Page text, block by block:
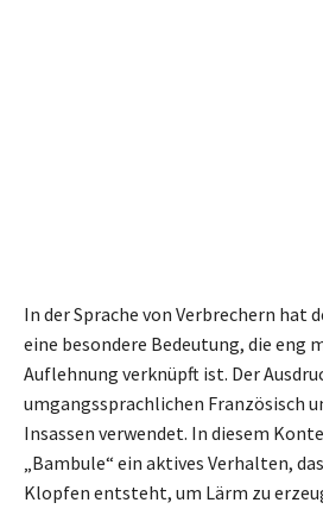
In der Sprache von Verbrechern hat
eine besondere Bedeutung, die eng
Auflehnung verknüpft ist. Der
umgangssprachlichen Französisch
Insassen verwendet. In diesem
„Bambule“ ein aktives Verhalten,
Klopfen entsteht, um Lärm zu